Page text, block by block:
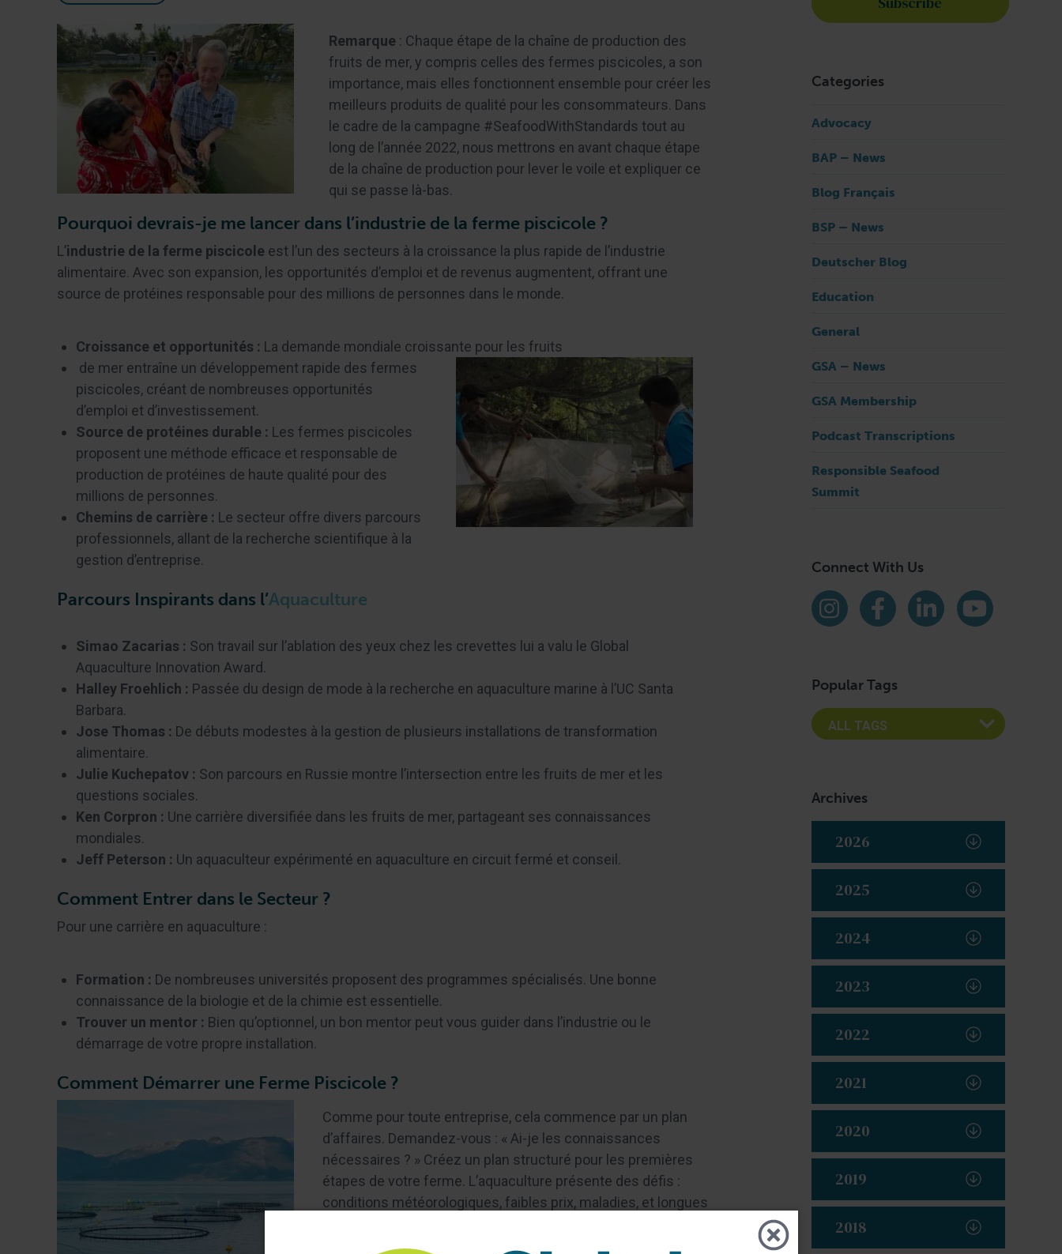
Remarque : Chaque étape de la chaîne de production des
fruits de mer, y compris celles des fermes piscicoles, a son
importance, mais elles fonctionnent ensemble pour créer les
meilleurs produits de qualité pour les consommateurs. Dans
le cadre de la campagne #SeafoodWithStandards tout au
long de l’année 2022, nous mettrons en avant chaque étape
de la chaîne de production pour lever le voile et expliquer ce
qui se passe là-bas.
Pourquoi devrais-je me lancer dans l’industrie de la ferme piscicole ?
L’industrie de la ferme piscicole est l’un des secteurs à la croissance la plus rapide de l’industrie
alimentaire. Avec son expansion, les opportunités d’emploi et de revenus augmentent, offrant une
source de protéines responsable pour des millions de personnes dans le monde.
Croissance et opportunités : La demande mondiale croissante pour les fruits
de mer entraîne un développement rapide des fermes
piscicoles, créant de nombreuses opportunités
d’emploi et d’investissement.
Source de protéines durable : Les fermes piscicoles
proposent une méthode efficace et responsable de
production de protéines de haute qualité pour des
millions de personnes.
Chemins de carrière : Le secteur offre divers parcours
professionnels, allant de la recherche scientifique à la
gestion d’entreprise.
Parcours Inspirants dans l’Aquaculture
Simao Zacarias : Son travail sur l’ablation des yeux chez les crevettes lui a valu le Global
Aquaculture Innovation Award.
Halley Froehlich : Passée du design de mode à la recherche en aquaculture marine à l’UC Santa
Barbara.
Jose Thomas : De débuts modestes à la gestion de plusieurs installations de transformation
alimentaire.
Julie Kuchepatov : Son parcours en Russie montre l’intersection entre les fruits de mer et les
questions sociales.
Ken Corpron : Une carrière diversifiée dans les fruits de mer, partageant ses connaissances
mondiales.
Jeff Peterson : Un aquaculteur expérimenté en aquaculture en circuit fermé et conseil.
Comment Entrer dans le Secteur ?
Pour une carrière en aquaculture :
Formation : De nombreuses universités proposent des programmes spécialisés. Une bonne
connaissance de la biologie et de la chimie est essentielle.
Trouver un mentor : Bien qu’optionnel, un bon mentor peut vous guider dans l’industrie ou le
démarrage de votre propre installation.
Comment Démarrer une Ferme Piscicole ?
Comme pour toute entreprise, cela commence par un plan
d’affaires. Demandez-vous : « Ai-je les connaissances
nécessaires ? » Créez un plan structuré pour les premières
étapes de votre ferme. L’aquaculture présente des défis :
conditions météorologiques, faibles prix, maladies, et longues
activité, tenir des dossiers et travailler dur pour identifier les
Categories
Advocacy
BAP – News
Blog Français
BSP – News
Deutscher Blog
Education
General
GSA – News
GSA Membership
Podcast Transcriptions
Responsible Seafood
Summit
Connect With Us
Find us on social media
Instagram
Facebook
LinkedInYouTube
Popular Tags
Archives
2026
2025
2024
2023
2022
2021
2020
2019
2018